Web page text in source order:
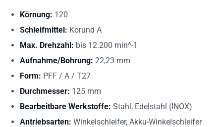
Körnung: 120
Schleifmittel: Korund A
Max. Drehzahl: bis 12.200 min^-1
Aufnahme/Bohrung: 22,23 mm
Form: PFF / A / T27
Durchmesser: 125 mm
Bearbeitbare Werkstoffe: Stahl, Edelstahl (INOX)
Antriebsarten: Winkelschleifer, Akku-Winkelschleifer